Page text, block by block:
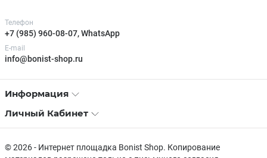
Телефон
+7 (985) 960-08-07, WhatsApp
E-mail
info@bonist-shop.ru
Информация
Личный Кабинет
© 2026 - Интернет площадка Bonist Shop. Копирование